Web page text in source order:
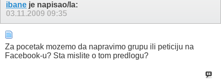
ibane je napisao/la:
03.11.2009 09:35
Za pocetak mozemo da napravimo grupu ili peticiju na
Facebook-u? Sta mislite o tom predlogu?